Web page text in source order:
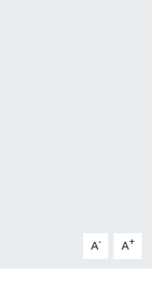
A- A+